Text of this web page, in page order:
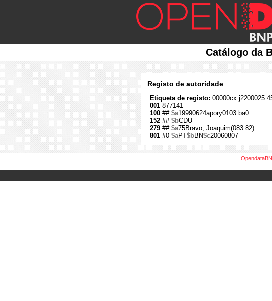
Catálogo da
Registo de autoridade
Etiqueta de registo: 00000cx j2200025
001 877141
100 ## $a19990624apory0103 ba0
152 ## $bCDU
279 ## $a75Bravo, Joaquim(083.82)
801 #0 $aPT$bBN$c20060807